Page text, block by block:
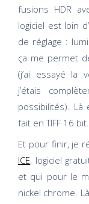
fusions HDR
logiciel est loin
de réglage :
ça me permet
(j’ai essayé la
j’étais
possibilités).
fait en TIFF 16 bit.
Et pour finir, je
ICE, logiciel
et qui pour le
nickel chrome.